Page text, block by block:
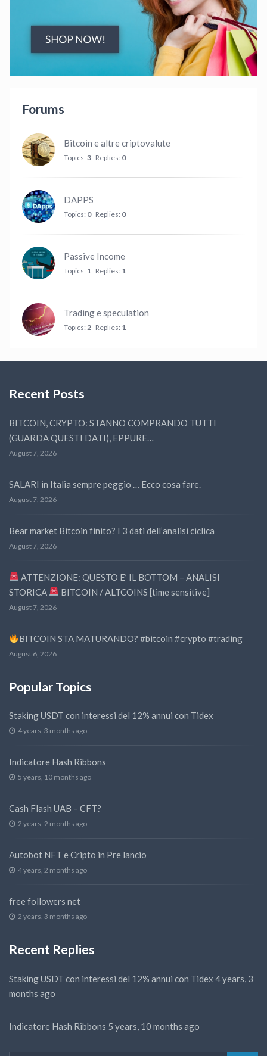
Forums
Bitcoin e altre criptovalute
Topics: 3 Replies: 0
DAPPS
Topics: 0 Replies: 0
Passive Income
Topics: 1 Replies: 1
Trading e speculation
Topics: 2 Replies: 1
Recent Posts
BITCOIN, CRYPTO: STANNO COMPRANDO TUTTI
(GUARDA QUESTI DATI), EPPURE…
August 7, 2026
SALARI in Italia sempre peggio … Ecco cosa fare.
August 7, 2026
Bear market Bitcoin finito? I 3 dati dell’analisi ciclica
August 7, 2026
ATTENZIONE: QUESTO E’ IL BOTTOM – ANALISI
STORICA
BITCOIN / ALTCOINS [time sensitive]
August 7, 2026
BITCOIN STA MATURANDO? #bitcoin #crypto #trading
August 6, 2026
Popular Topics
Staking USDT con interessi del 12% annui con Tidex
4 years, 3 months ago
Indicatore Hash Ribbons
5 years, 10 months ago
Cash Flash UAB – CFT?
2 years, 2 months ago
Autobot NFT e Cripto in Pre lancio
4 years, 2 months ago
free followers net
2 years, 3 months ago
Recent Replies
Staking USDT con interessi del 12% annui con Tidex 4 years, 3
months ago
Indicatore Hash Ribbons 5 years, 10 months ago